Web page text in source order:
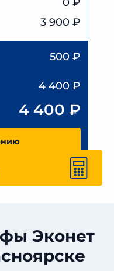
3 900 ₽
500 ₽
4 400 ₽
4 400 ₽
Эконет